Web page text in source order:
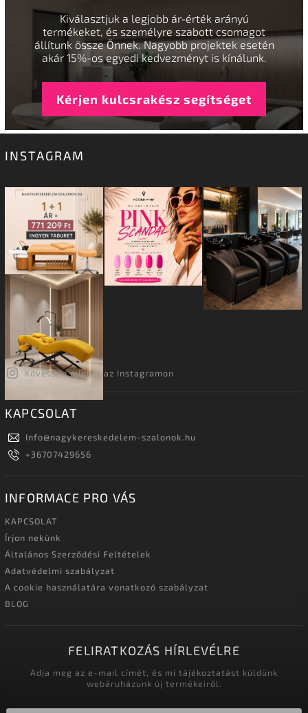
Kiválasztjuk a legjobb ár-érték arányú
termékeket, és személyre szabott csomagot
állítunk össze Önnek. Nagyobb projektek esetén
akár 15%-os egyedi kedvezményt is kínálunk.
Kérjen kulcsrakész segítséget
INSTAGRAM
Kövessen minket az Instagramon
KAPCSOLAT
Info@nagykereskedelem-szalonok.hu
+36707429656
INFORMACE PRO VÁS
KAPCSOLAT
Írjon nekünk
Általános Szerződési Feltételek
Adatvédelmi szabályzat
A cookie használatára vonatkozó szabályzat
BLOG
FELIRATKOZÁS HÍRLEVÉLRE
Adja meg az e-mail címét, és mi tájékoztatást küldünk
webáruházunk új termékeiről.